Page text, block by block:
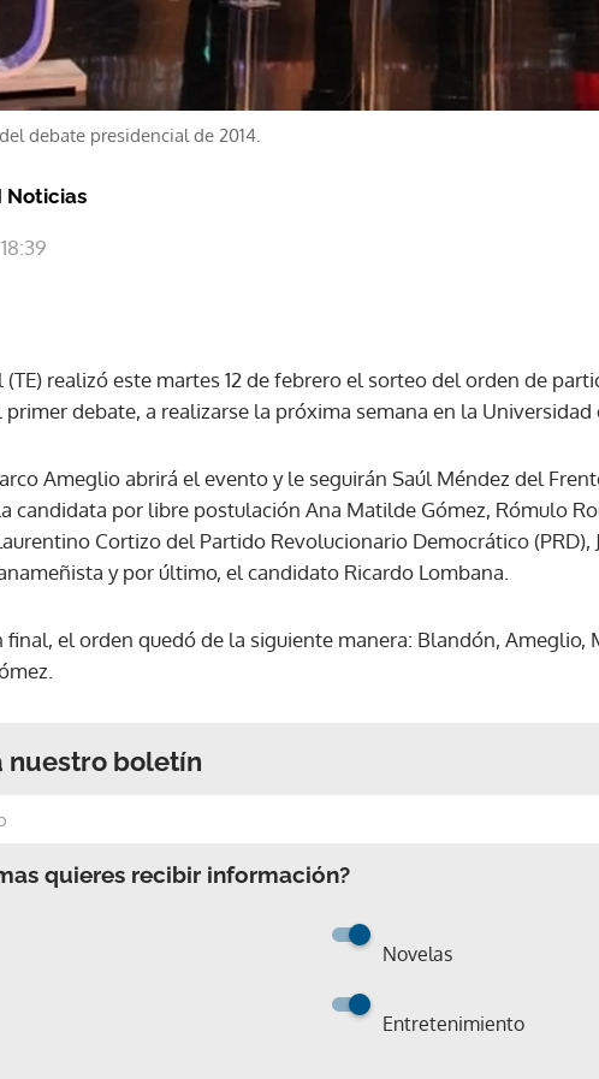
debate presidencial de 2014.
Noticias
(TE) realizó este martes 12 de febrero el sorteo del orden de
debate, a realizarse la próxima semana en la Universidad
Ameglio abrirá el evento y le seguirán Saúl Méndez del
candidata por libre postulación Ana Matilde Gómez, Rómulo
Cortizo del Partido Revolucionario Democrático (PRD),
y por último, el candidato Ricardo Lombana.
final, el orden quedó de la siguiente manera: Blandón, Ameglio,
nuestro boletín
quieres recibir información?
Novelas
Entretenimiento